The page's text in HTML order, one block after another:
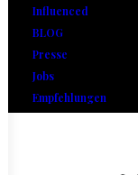
Influenced
BLOG
Presse
Jobs
Empfehlungen